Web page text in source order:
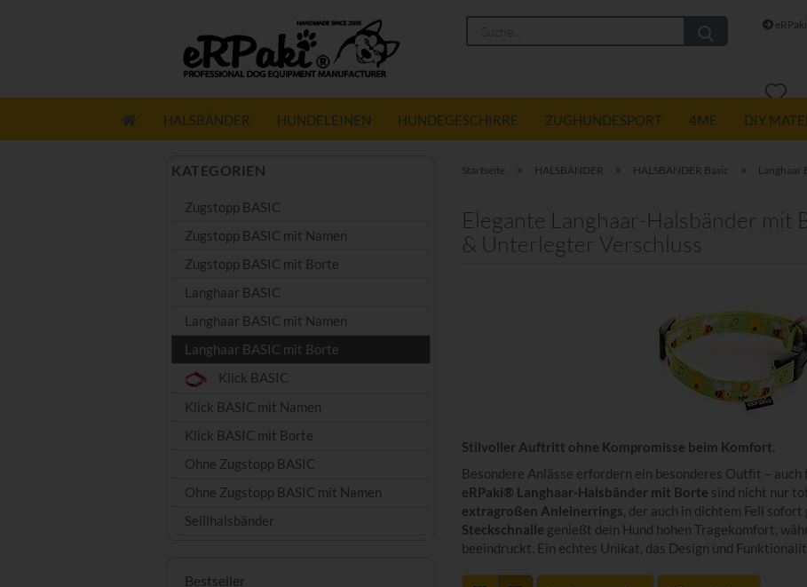
Suche...
HALSBÄNDER HUNDELEINEN HUNDEGESCHIRRE ZUGHUNDESPORT 4ME DIY
Startseite » HALSBÄNDER » HALSBÄNDER Basic » Langhaar
Elegante Langhaar-Halsbänder mit
& Unterlegter Verschluss
Stilvoller Auftritt ohne Kompromisse beim Komfort.
Besondere Anlässe erfordern ein besonderes Outfit –
eRPaki® Langhaar-Halsbänder mit Borte sind nicht nur
extragroßen Anleinerrings, der auch in dichtem Fell
Steckschnalle genießt dein Hund hohen Tragekomfort,
beeindruckt. Ein echtes Unikat, das Design und
KATEGORIEN
Zugstopp BASIC
Zugstopp BASIC mit Namen
Zugstopp BASIC mit Borte
Langhaar BASIC
Langhaar BASIC mit Namen
Langhaar BASIC mit Borte
Klick BASIC
Klick BASIC mit Namen
Klick BASIC mit Borte
Ohne Zugstopp BASIC
Ohne Zugstopp BASIC mit Namen
Seillhalsbänder
Bestseller